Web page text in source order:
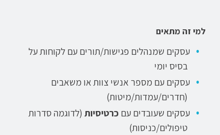
למי זה מתאים
עסקים שמנהלים פגישות/תורים עם לקוחות על
בסיס יומי
עסקים עם מספר אנשי צוות או משאבים
(חדרים/עמדות/מיטות)
עסקים שעובדים עם כרטיסיות(לדוגמה סדרות
טיפולים/כניסות)